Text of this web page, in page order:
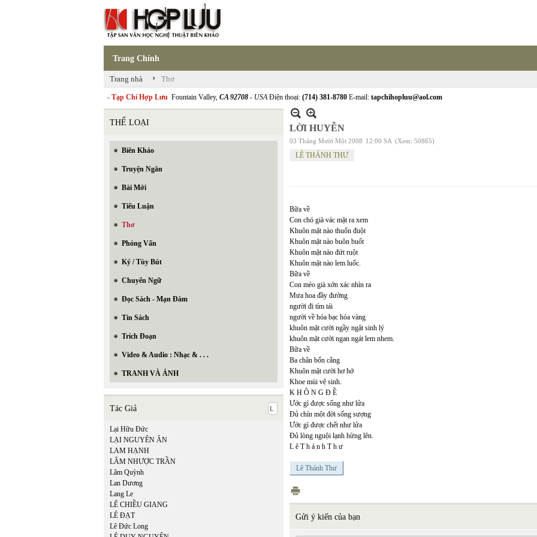
Trang Chính
Trang nhà › Thơ
- Tạp Chí Hợp Lưu Fountain Valley, CA 92708 - USAĐiện thoại: (714) 381-8780 E-mail: tapchihopluu@aol.com
THỂ LOẠI
Biên Khảo
Truyện Ngắn
Bài Mới
Tiểu Luận
Thơ
Phỏng Vấn
Ký / Tùy Bút
Chuyển Ngữ
Đọc Sách - Mạn Đàm
Tin Sách
Trích Đoạn
Video & Audio : Nhạc & . . .
TRANH VÀ ẢNH
Tác Giả
Lại Hữu Đức
LẠI NGUYÊN ÂN
LAM HẠNH
LÂM NHƯỢC TRẦN
Lâm Quỳnh
Lan Dương
Lang Le
LÊ CHIỀU GIANG
LÊ ĐẠT
Lê Đức Long
LỜI HUYỄN
03 Tháng Mười Một 2008 12:00 SA (Xem: 50865)
LÊ THÁNH THƯ
Bữa về
Con chó già vác mặt ra xem
Khuôn mặt nào thuổn đuột
Khuôn mặt nào buôn buốt
Khuôn mặt nào đứt ruột
Khuôn mặt nào lem luốc.
Bữa về
Con mèo già xớn xác nhìn ra
Mưa hoa đầy đường
người đi tím tái
người về hóa bạc hóa vàng
khuôn mặt cười ngầy ngật sinh lý
khuôn mặt cười ngan ngát lem nhem.
Bữa về
Ba chân bốn cẳng
Khuôn mặt cười hơ hớ
Khoe mùi vệ sinh.
K H Ô N G Đ Ề
Ước gì được sống như lửa
Đủ chín một đời sống sượng
Ước gì được chết như lửa
Đủ lòng nguội lạnh hừng lên.
L ê T h á n h T h ư
Lê Thánh Thư
Gửi ý kiến của bạn